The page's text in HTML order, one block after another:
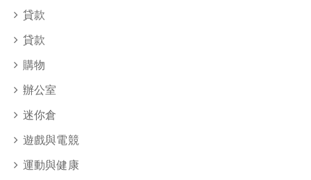
貸款
貸款
購物
辦公室
迷你倉
遊戲與電競
運動與健康